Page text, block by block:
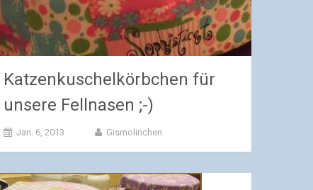
Katzenkuschelkörbchen für
unsere Fellnasen ;-)
Jan. 6, 2013 Gismolinchen